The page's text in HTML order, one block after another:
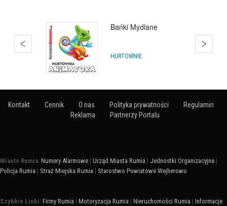
Bańki Mydlane Rumia
HURTOWNIE
Kontakt Cennik O nas Polityka prywatności
Regulamin
Reklama
Partnerzy Portalu
Miasto Rumia: Numery Alarmowe | Urząd Miasta Rumia | Jednostki Organizacyjne |
Policja Rumia | Straż Miejska Rumia | Starostwo Powiatowe Wejherowo
Szybkie Linki: Firmy Rumia | Motoryzacja Rumia | Nieruchomości Rumia | Informacje